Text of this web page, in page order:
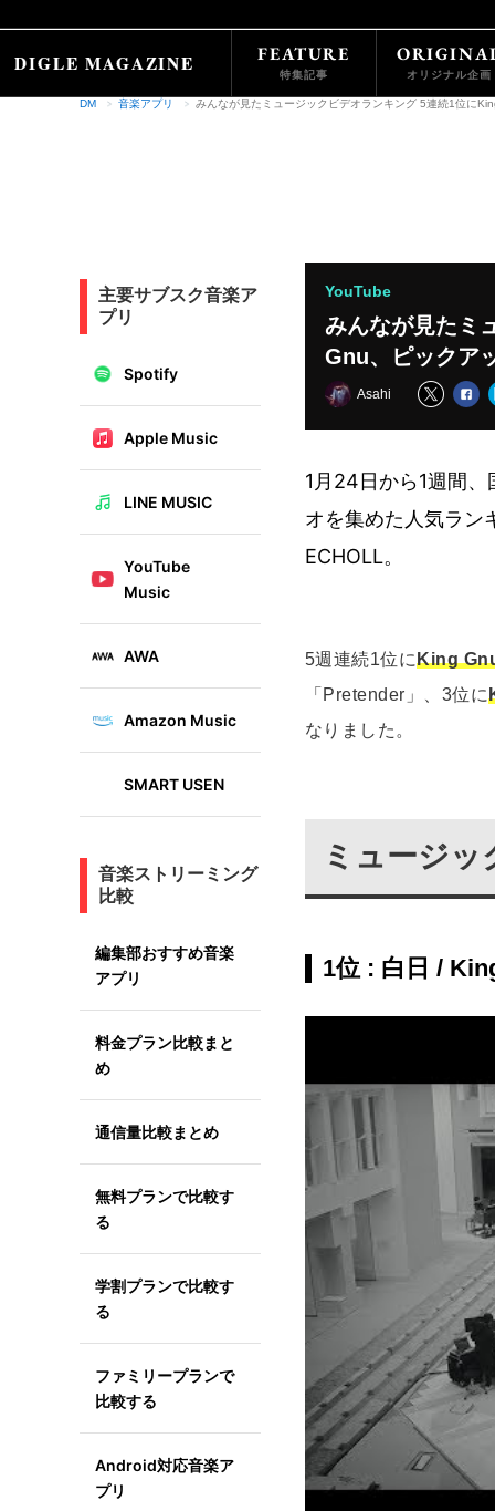
FEATURE
特集記事 オリジナル企画
DM 音楽アプリ みんなが見たミュージックビデオランキング 5連続1位に
主要サブスク音楽ア
プリ
Spotify
Apple Music
LINE MUSIC
YouTube
Music
AWA
Amazon Music
SMART USEN
音楽ストリーミング
比較
編集部おすすめ音楽
アプリ
料金プラン比較まと
め
通信量比較まとめ
無料プランで比較す
る
学割プランで比較す
る
ファミリープランで
比較する
Android対応音楽ア
プリ
YouTube
みんなが見たミ
Gnu、ピックア
Asahi
1月24日から1週間
オを集めた人気ラン
ECHOLL。
5週連続1位にKing
「Pretender」、3位に
なりました。
ミュージ
1位 : 白日 /